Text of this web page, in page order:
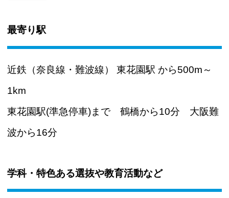
最寄り駅
近鉄（奈良線・難波線） 東花園駅 から500m～
1km
東花園駅(準急停車)まで 鶴橋から10分 大阪難
波から16分
学科・特色ある選抜や教育活動など